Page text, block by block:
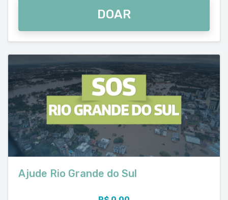
DOAR
Ajude Rio Grande do Sul